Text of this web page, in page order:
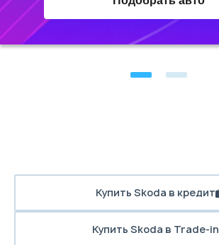
Купить Skoda в кредит
Купить Skoda в Trade-in